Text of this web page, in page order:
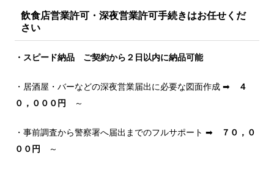
飲食店営業許可・深夜営業許可手続きはお任せくだ
さい
・スピード納品 ご契約から２日以内に納品可能
・居酒屋・バーなどの深夜営業届出に必要な図面作成 ➡
４
０，０００円 ～
・事前調査から警察署へ届出までのフルサポート ➡
７０，０
００円
～